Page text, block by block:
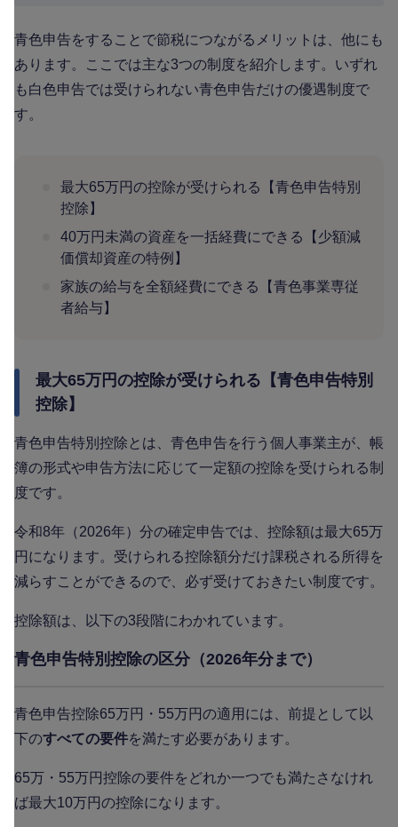
青色申告をすることで節税につながるメリットは、他にも
あります。ここでは主な3つの制度を紹介します。いずれ
も白色申告では受けられない青色申告だけの優遇制度で
す。
最大65万円の控除が受けられる【青色申告特別
控除】
40万円未満の資産を一括経費にできる【少額減
価償却資産の特例】
家族の給与を全額経費にできる【青色事業専従
者給与】
最大65万円の控除が受けられる【青色申告特別
控除】
青色申告特別控除とは、青色申告を行う個人事業主が、帳
簿の形式や申告方法に応じて一定額の控除を受けられる制
度です。
令和8年（2026年）分の確定申告では、控除額は最大65万
円になります。受けられる控除額分だけ課税される所得を
減らすことができるので、必ず受けておきたい制度です。
控除額は、以下の3段階にわかれています。
青色申告特別控除の区分（2026年分まで）
青色申告控除65万円・55万円の適用には、前提として以
下のすべての要件を満たす必要があります。
65万・55万円控除の要件をどれか一つでも満たさなけれ
ば最大10万円の控除になります。